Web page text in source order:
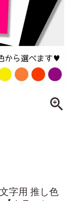
字用 推し色